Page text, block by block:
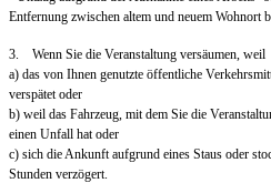
Entfernung zwischen altem und neuem Wohnort
3. Wenn Sie die Veranstaltung versäumen, weil
a) das von Ihnen genutzte öffentliche
verspätet oder
b) weil das Fahrzeug, mit dem Sie die
einen Unfall hat oder
c) sich die Ankunft aufgrund eines Staus oder
Stunden verzögert.